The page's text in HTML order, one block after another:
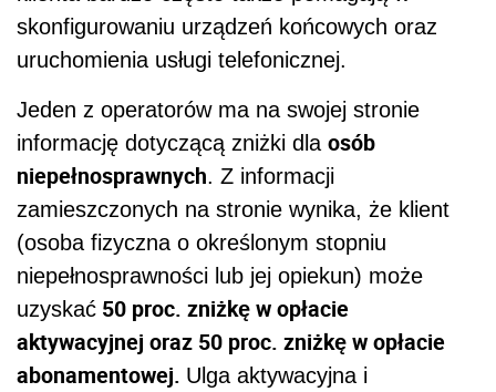
skonfigurowaniu urządzeń końcowych oraz
uruchomienia usługi telefonicznej.
Jeden z operatorów ma na swojej stronie
informację dotyczącą zniżki dla osób
niepełnosprawnych. Z informacji
zamieszczonych na stronie wynika, że klient
(osoba fizyczna o określonym stopniu
niepełnosprawności lub jej opiekun) może
uzyskać 50 proc. zniżkę w opłacie
aktywacyjnej oraz 50 proc. zniżkę w opłacie
abonamentowej. Ulga aktywacyjna i